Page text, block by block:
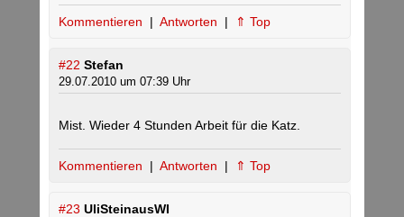
Kommentieren | Antworten | ⇑ Top
#22 Stefan
29.07.2010 um 07:39 Uhr
Mist. Wieder 4 Stunden Arbeit für die Katz.
Kommentieren | Antworten | ⇑ Top
#23 UliSteinausWI